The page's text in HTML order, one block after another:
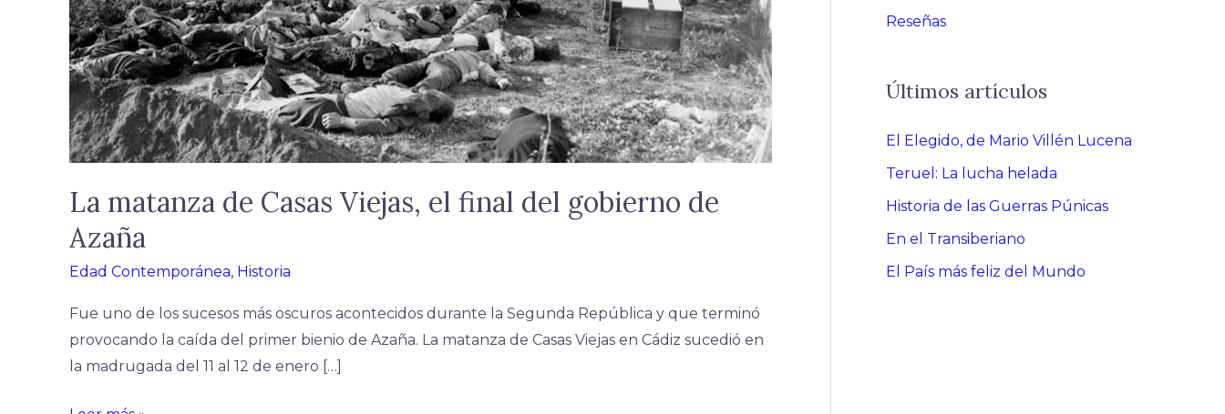
La matanza de Casas Viejas, el final del gobierno de
Azaña
Edad Contemporánea, Historia
Fue uno de los sucesos más oscuros acontecidos durante la Segunda República y que terminó
provocando la caída del primer bienio de Azaña. La matanza de Casas Viejas en Cádiz sucedió en
la madrugada del 11 al 12 de enero […]
Reseñas
Últimos artículos
El Elegido, de Mario Villén Lucena
Teruel: La lucha helada
Historia de las Guerras Púnicas
En el Transiberiano
El País más feliz del Mundo